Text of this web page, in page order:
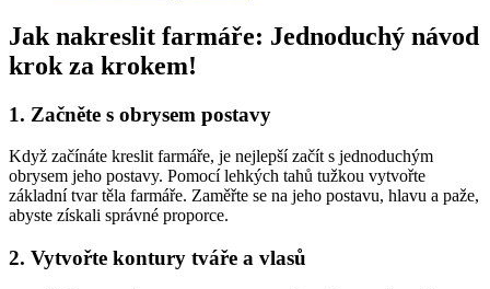
Jak nakreslit farmáře: Jednoduchý návod
krok za krokem!
1. Začněte s obrysem postavy
Když začínáte kreslit farmáře, je nejlepší začít s jednoduchým
obrysem jeho postavy. Pomocí lehkých tahů tužkou vytvořte
základní tvar těla farmáře. Zaměřte se na jeho postavu, hlavu a paže,
abyste získali správné proporce.
2. Vytvořte kontury tváře a vlasů